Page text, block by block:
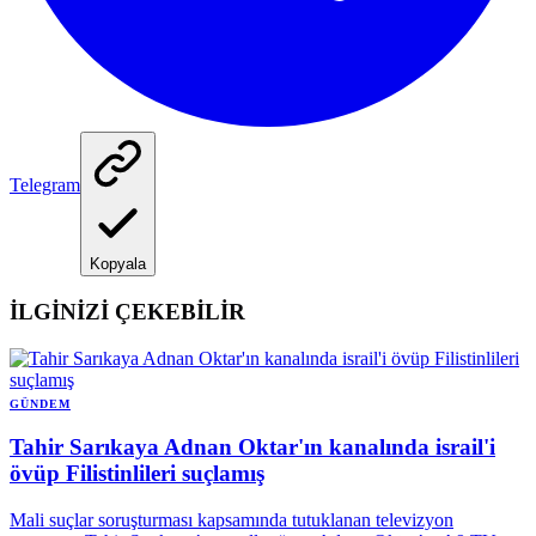
Telegram
Kopyala
İLGİNİZİ ÇEKEBİLİR
GÜNDEM
Tahir Sarıkaya Adnan Oktar'ın kanalında israil'i
övüp Filistinlileri suçlamış
Mali suçlar soruşturması kapsamında tutuklanan televizyon